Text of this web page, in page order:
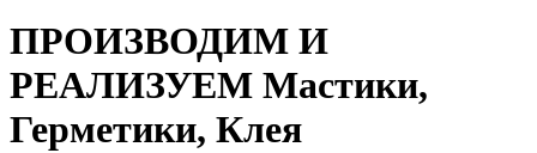
ПРОИЗВОДИМ И
РЕАЛИЗУЕМ Мастики,
Герметики, Клея